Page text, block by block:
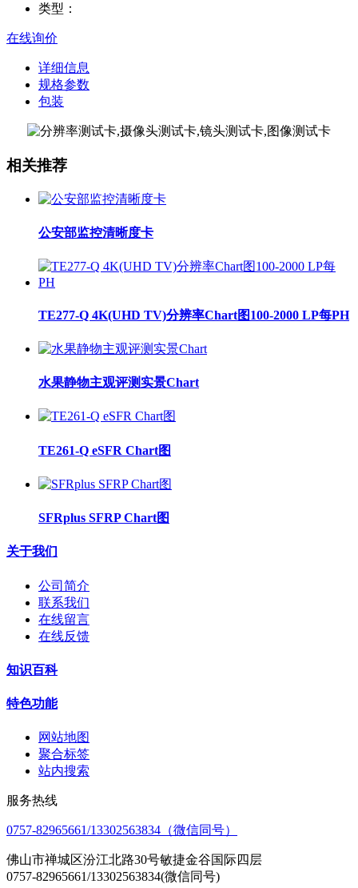
类型：
在线询价
详细信息
规格参数
包装
相关推荐
公安部监控清晰度卡
TE277-Q 4K(UHD TV)分辨率Chart图100-2000 LP每PH
水果静物主观评测实景Chart
TE261-Q eSFR Chart图
SFRplus SFRP Chart图
关于我们
公司简介
联系我们
在线留言
在线反馈
知识百科
特色功能
网站地图
聚合标签
站内搜索
服务热线
0757-82965661/13302563834（微信同号）
佛山市禅城区汾江北路30号敏捷金谷国际四层
0757-82965661/13302563834(微信同号)